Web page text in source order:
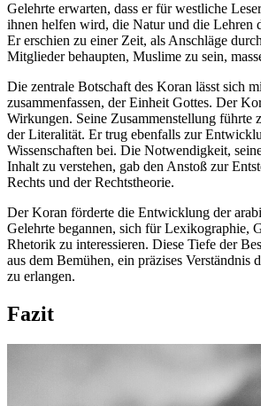
Gelehrte erwarten, dass er für westliche
ihnen helfen wird, die Natur und die Lehren
Er erschien zu einer Zeit, als Anschläge
Mitglieder behaupten, Muslime zu sein,
Die zentrale Botschaft des Koran lässt sich
zusammenfassen, der Einheit Gottes. Der
Wirkungen. Seine Zusammenstellung führte
der Literalität. Er trug ebenfalls zur
Wissenschaften bei. Die Notwendigkeit,
Inhalt zu verstehen, gab den Anstoß zur
Rechts und der Rechtstheorie.
Der Koran förderte die Entwicklung der
Gelehrte begannen, sich für Lexikographie,
Rhetorik zu interessieren. Diese Tiefe der
aus dem Bemühen, ein präzises Verständnis
zu erlangen.
Fazit